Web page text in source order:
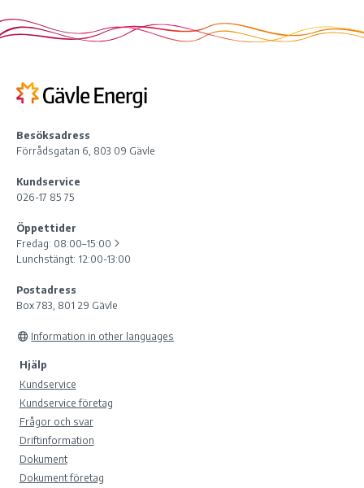
Besöksadress
Förrådsgatan 6, 803 09 Gävle
Kundservice
026-17 85 75
Öppettider
Fredag: 08:00–15:00
Lunchstängt: 12:00-13:00
Postadress
Box 783, 801 29 Gävle
Information in other languages
Hjälp
Kundservice
Kundservice företag
Frågor och svar
Driftinformation
Dokument
Dokument företag